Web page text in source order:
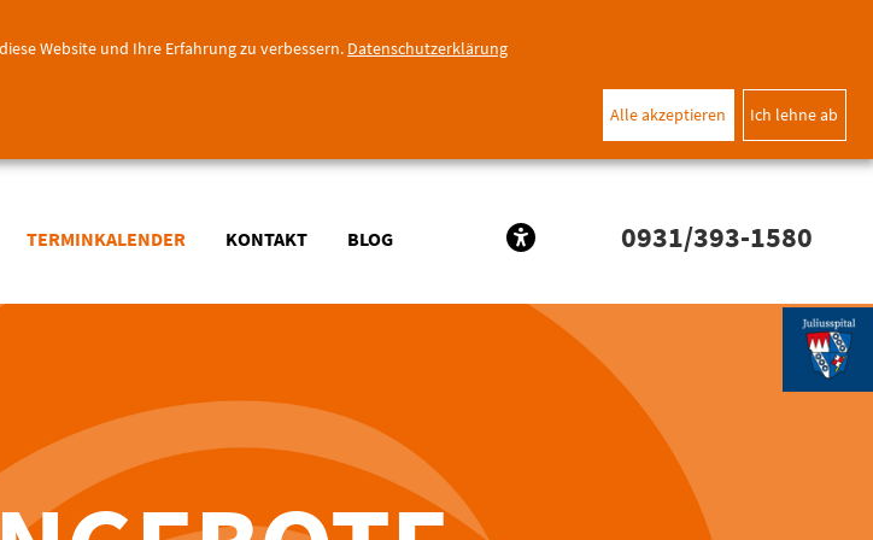
Website und Ihre Erfahrung zu verbessern. Datenschutzerklärung
Ich lehne ab
Alle akzeptieren
TERMINKALENDER KONTAKT BLOG 0931/393-1580